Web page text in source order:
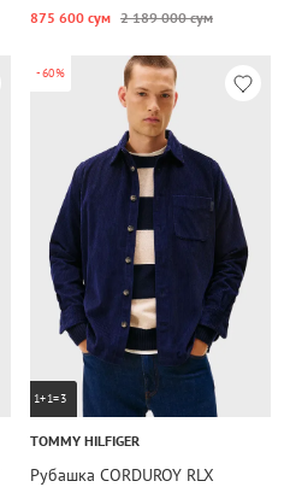
875 600 сум 2 189 000 сум
-60%
1+1=3
TOMMY HILFIGER
Рубашка CORDUROY RLX